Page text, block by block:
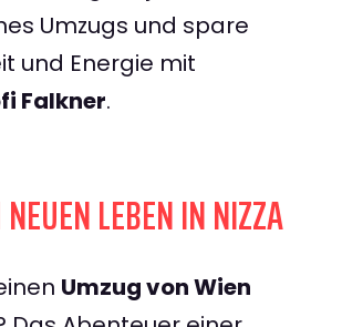
Umzugs und spare
und Energie mit
Falkner.
LEBEN IN NIZZA
Umzug von Wien